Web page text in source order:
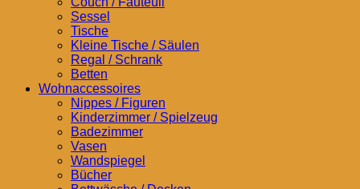
Sessel
Tische
Kleine Tische / Säulen
Regal / Schrank
Betten
Wohnaccessoires
Nippes / Figuren
Kinderzimmer / Spielzeug
Badezimmer
Vasen
Wandspiegel
Bücher